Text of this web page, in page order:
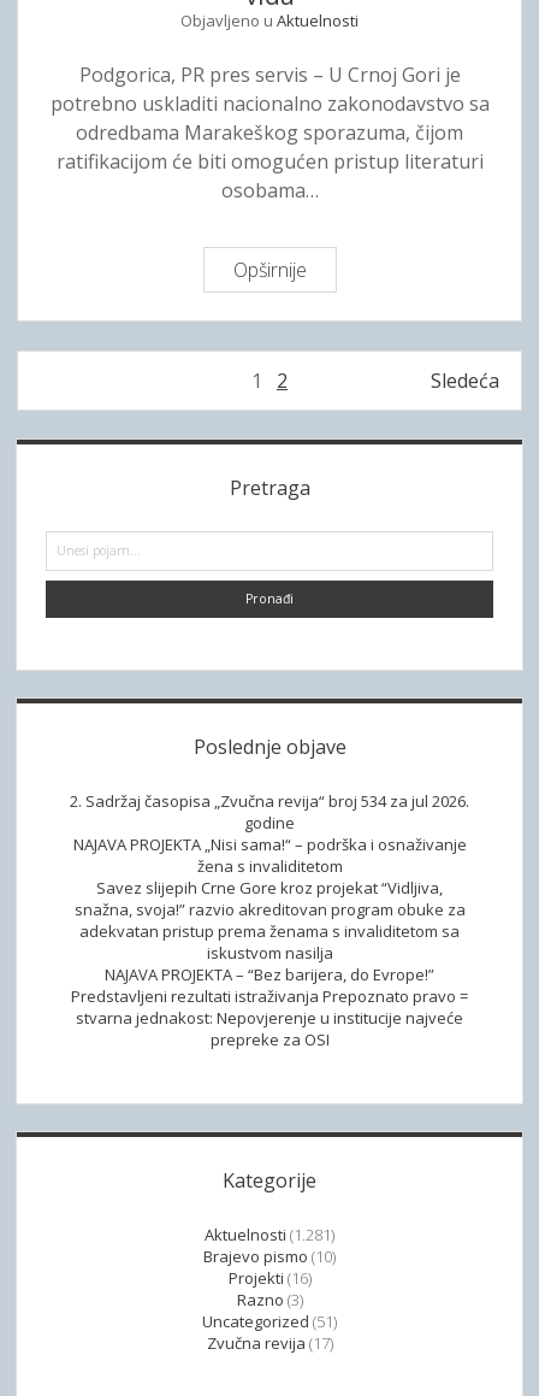
g
a
,
B
v
e
š
a
m
a
r
j
e
z
e
l
a
m
a
B
a
l
k
a
n
i
o
v
a
l
a
a
s
r
Objavljeno u Aktuelnosti
Podgorica, PR pres servis – U Crnoj Gori je
potrebno uskladiti nacionalno zakonodavstvo sa
odredbama Marakeškog sporazuma, čijom
ratifikacijom će biti omogućen pristup literaturi
osobama…
Opširnije
a
r
a
e
š
i
s
o
r
z
u
o
m
o
g
u
ć
i
ć
e
p
r
s
t
p
l
i
t
e
r
o
s
p
g
a
t
1 2 Sledeća
a
Pretraga
e
g
a
Poslednje objave
2. Sadržaj časopisa „Zvučna revija“ broj 534 za jul 2026.
godine
NAJAVA PROJEKTA „Nisi sama!“ – podrška i osnaživanje
žena s invaliditetom
Savez slijepih Crne Gore kroz projekat “Vidljiva,
snažna, svoja!” razvio akreditovan program obuke za
adekvatan pristup prema ženama s invaliditetom sa
iskustvom nasilja
NAJAVA PROJEKTA – “Bez barijera, do Evrope!”
Predstavljeni rezultati istraživanja Prepoznato pravo =
stvarna jednakost: Nepovjerenje u institucije najveće
prepreke za OSI
Kategorije
Aktuelnosti (1.281)
Brajevo pismo (10)
Projekti (16)
Razno (3)
Uncategorized (51)
Zvučna revija (17)